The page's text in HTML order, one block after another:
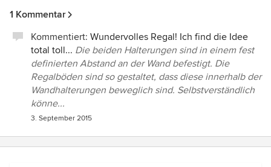
1 Kommentar
Kommentiert: Wundervolles Regal! Ich find die Idee
total toll... Die beiden Halterungen sind in einem fest
definierten Abstand an der Wand befestigt. Die
Regalböden sind so gestaltet, dass diese innerhalb der
Wandhalterungen beweglich sind. Selbstverständlich
könne...
3. September 2015